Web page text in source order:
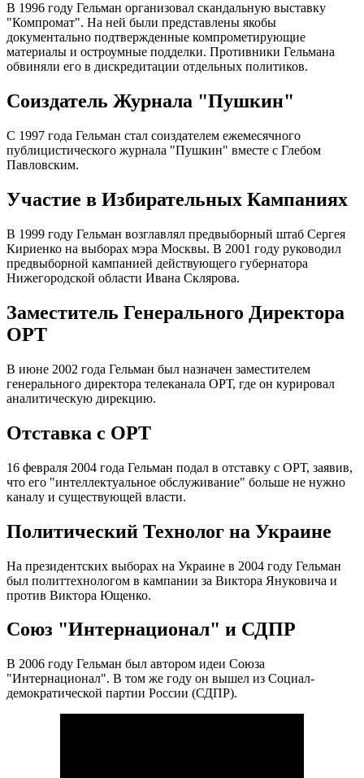
В 1996 году Гельман организовал скандальную выставку
"Компромат". На ней были представлены якобы
документально подтвержденные компрометирующие
материалы и остроумные подделки. Противники Гельмана
обвиняли его в дискредитации отдельных политиков.
Соиздатель Журнала "Пушкин"
С 1997 года Гельман стал соиздателем ежемесячного
публицистического журнала "Пушкин" вместе с Глебом
Павловским.
Участие в Избирательных Кампаниях
В 1999 году Гельман возглавлял предвыборный штаб Сергея
Кириенко на выборах мэра Москвы. В 2001 году руководил
предвыборной кампанией действующего губернатора
Нижегородской области Ивана Склярова.
Заместитель Генерального Директора
ОРТ
В июне 2002 года Гельман был назначен заместителем
генерального директора телеканала ОРТ, где он курировал
аналитическую дирекцию.
Отставка с ОРТ
16 февраля 2004 года Гельман подал в отставку с ОРТ, заявив,
что его "интеллектуальное обслуживание" больше не нужно
каналу и существующей власти.
Политический Технолог на Украине
На президентских выборах на Украине в 2004 году Гельман
был политтехнологом в кампании за Виктора Януковича и
против Виктора Ющенко.
Союз "Интернационал" и СДПР
В 2006 году Гельман был автором идеи Союза
"Интернационал". В том же году он вышел из Социал-
демократической партии России (СДПР).